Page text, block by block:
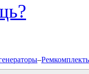
–